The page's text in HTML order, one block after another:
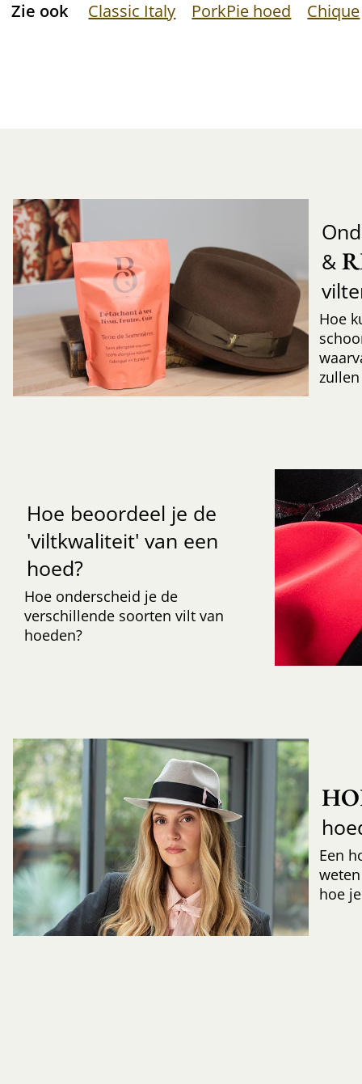
Zie ook Classic Italy PorkPie hoed Chique
&
Hoe
Hoe beoordeel je de
'viltkwaliteit' van een
hoed?
Hoe onderscheid je de
verschillende soorten vilt van
hoeden?
Een
hoe